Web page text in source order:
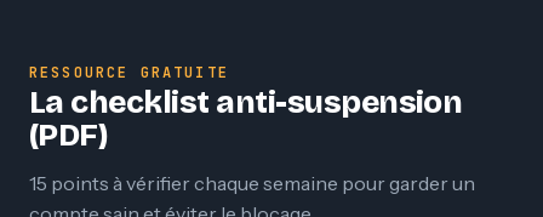
RESSOURCE GRATUITE
La checklist anti-suspension
(PDF)
15 points à vérifier chaque semaine pour garder un